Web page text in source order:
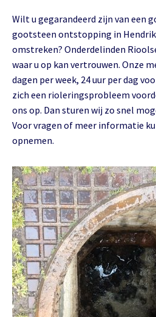
Wilt u gegarandeerd zijn van een
gootsteen ontstopping in Hendrik-
omstreken? Onderdelinden
waar u op kan vertrouwen. Onze
dagen per week, 24 uur per dag
zich een rioleringsprobleem
ons op. Dan sturen wij zo snel
Voor vragen of meer informatie
opnemen.